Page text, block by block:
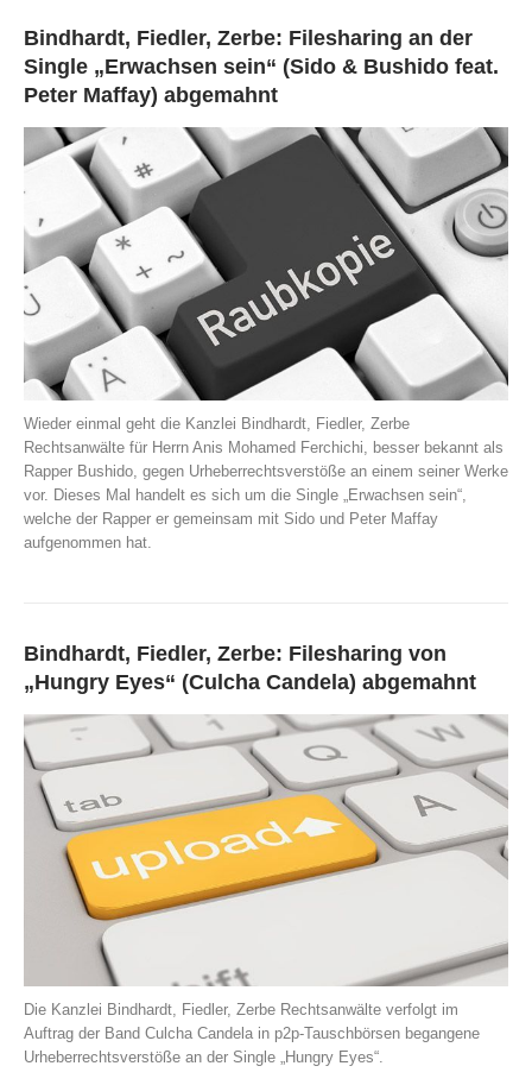
Bindhardt, Fiedler, Zerbe: Filesharing an der
Single „Erwachsen sein“ (Sido & Bushido feat.
Peter Maffay) abgemahnt
Wieder einmal geht die Kanzlei Bindhardt, Fiedler, Zerbe
Rechtsanwälte für Herrn Anis Mohamed Ferchichi, besser bekannt als
Rapper Bushido, gegen Urheberrechtsverstöße an einem seiner Werke
vor. Dieses Mal handelt es sich um die Single „Erwachsen sein“,
welche der Rapper er gemeinsam mit Sido und Peter Maffay
aufgenommen hat.
Bindhardt, Fiedler, Zerbe: Filesharing von
„Hungry Eyes“ (Culcha Candela) abgemahnt
Die Kanzlei Bindhardt, Fiedler, Zerbe Rechtsanwälte verfolgt im
Auftrag der Band Culcha Candela in p2p-Tauschbörsen begangene
Urheberrechtsverstöße an der Single „Hungry Eyes“.